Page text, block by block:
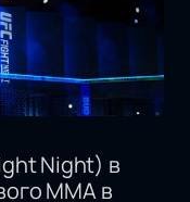
Night) в
MMA в